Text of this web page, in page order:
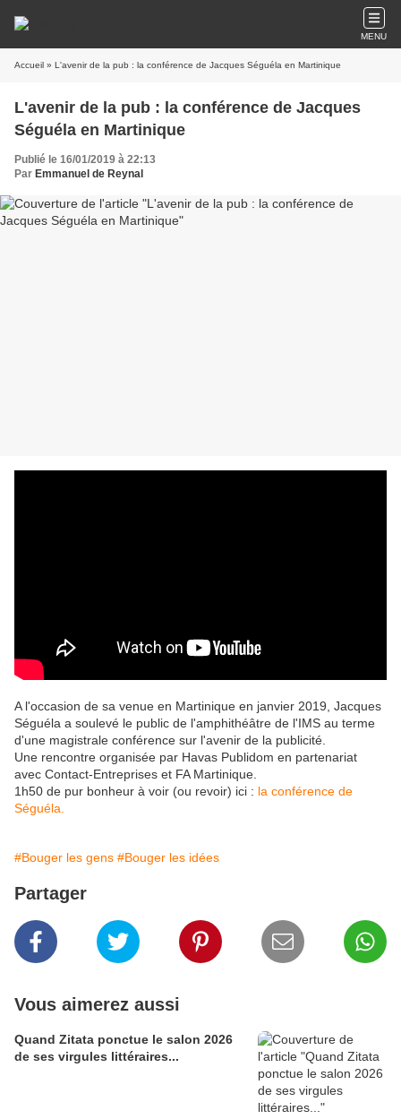
MENU
Accueil » L'avenir de la pub : la conférence de Jacques Séguéla en Martinique
L'avenir de la pub : la conférence de Jacques
Séguéla en Martinique
Publié le 16/01/2019 à 22:13
Par Emmanuel de Reynal
A l'occasion de sa venue en Martinique en janvier 2019, Jacques
Séguéla a soulevé le public de l'amphithéâtre de l'IMS au terme
d'une magistrale conférence sur l'avenir de la publicité.
Une rencontre organisée par Havas Publidom en partenariat
avec Contact-Entreprises et FA Martinique.
1h50 de pur bonheur à voir (ou revoir) ici : la conférence de
Séguéla.
#Bouger les gens #Bouger les idées
Partager
Vous aimerez aussi
Quand Zitata ponctue le salon 2026
de ses virgules littéraires...